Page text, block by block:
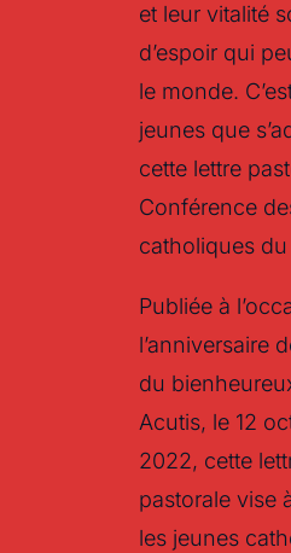
et leur vitalité
d’espoir qui
le monde.
jeunes que
cette lettre
Conférence
catholiques
Publiée à
l’anniversaire
du
Acutis, le 12
2022, cette
pastorale vise
les jeunes